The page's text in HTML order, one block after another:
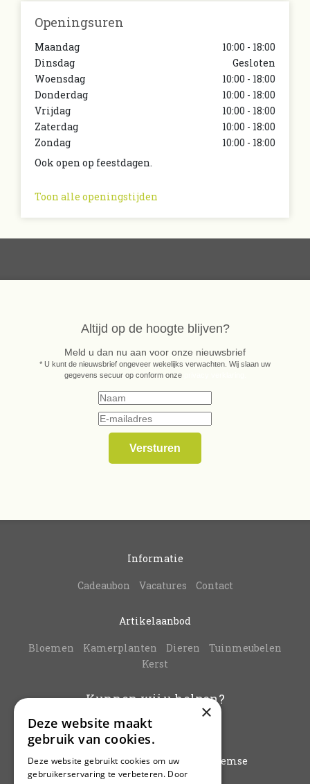
Openingsuren
Maandag
10:00 - 18:00
Dinsdag
Gesloten
Woensdag
10:00 - 18:00
Donderdag
10:00 - 18:00
Vrijdag
10:00 - 18:00
Zaterdag
10:00 - 18:00
Zondag
10:00 - 18:00
Ook open op feestdagen.
Toon alle openingstijden
Altijd op de hoogte blijven?
Meld u dan nu aan voor onze nieuwsbrief
* U kunt de nieuwsbrief ongeveer wekelijks verwachten. Wij slaan uw
gegevens secuur op conform onze
Informatie
Cadeaubon Vacatures Contact
Artikelaanbod
Bloemen Kamerplanten Dieren
Tuinmeubelen
Kerst
Kunnen wij u helpen?
info@vanbuynder.be
03/771.38.20
Hoogkamerstraat 196 - 9140 Temse
×
Deze website maakt
gebruik van cookies.
Deze website gebruikt cookies om uw
gebruikerservaring te verbeteren. Door